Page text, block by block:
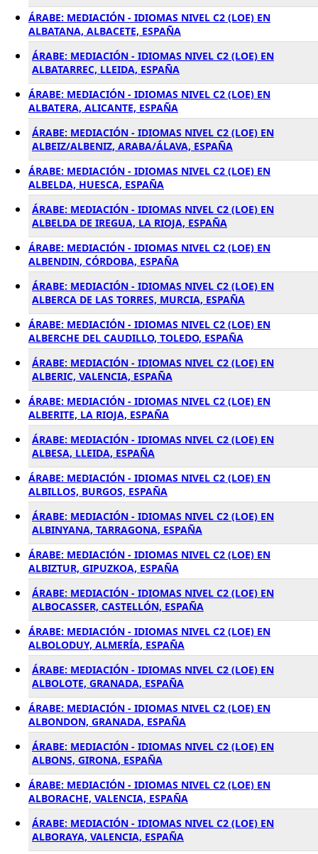
ÁRABE: MEDIACIÓN - IDIOMAS NIVEL C2 (LOE) EN
ALBATANA, ALBACETE, ESPAÑA
ÁRABE: MEDIACIÓN - IDIOMAS NIVEL C2 (LOE) EN
ALBATARREC, LLEIDA, ESPAÑA
ÁRABE: MEDIACIÓN - IDIOMAS NIVEL C2 (LOE) EN
ALBATERA, ALICANTE, ESPAÑA
ÁRABE: MEDIACIÓN - IDIOMAS NIVEL C2 (LOE) EN
ALBEIZ/ALBENIZ, ARABA/ÁLAVA, ESPAÑA
ÁRABE: MEDIACIÓN - IDIOMAS NIVEL C2 (LOE) EN
ALBELDA, HUESCA, ESPAÑA
ÁRABE: MEDIACIÓN - IDIOMAS NIVEL C2 (LOE) EN
ALBELDA DE IREGUA, LA RIOJA, ESPAÑA
ÁRABE: MEDIACIÓN - IDIOMAS NIVEL C2 (LOE) EN
ALBENDIN, CÓRDOBA, ESPAÑA
ÁRABE: MEDIACIÓN - IDIOMAS NIVEL C2 (LOE) EN
ALBERCA DE LAS TORRES, MURCIA, ESPAÑA
ÁRABE: MEDIACIÓN - IDIOMAS NIVEL C2 (LOE) EN
ALBERCHE DEL CAUDILLO, TOLEDO, ESPAÑA
ÁRABE: MEDIACIÓN - IDIOMAS NIVEL C2 (LOE) EN
ALBERIC, VALENCIA, ESPAÑA
ÁRABE: MEDIACIÓN - IDIOMAS NIVEL C2 (LOE) EN
ALBERITE, LA RIOJA, ESPAÑA
ÁRABE: MEDIACIÓN - IDIOMAS NIVEL C2 (LOE) EN
ALBESA, LLEIDA, ESPAÑA
ÁRABE: MEDIACIÓN - IDIOMAS NIVEL C2 (LOE) EN
ALBILLOS, BURGOS, ESPAÑA
ÁRABE: MEDIACIÓN - IDIOMAS NIVEL C2 (LOE) EN
ALBINYANA, TARRAGONA, ESPAÑA
ÁRABE: MEDIACIÓN - IDIOMAS NIVEL C2 (LOE) EN
ALBIZTUR, GIPUZKOA, ESPAÑA
ÁRABE: MEDIACIÓN - IDIOMAS NIVEL C2 (LOE) EN
ALBOCASSER, CASTELLÓN, ESPAÑA
ÁRABE: MEDIACIÓN - IDIOMAS NIVEL C2 (LOE) EN
ALBOLODUY, ALMERÍA, ESPAÑA
ÁRABE: MEDIACIÓN - IDIOMAS NIVEL C2 (LOE) EN
ALBOLOTE, GRANADA, ESPAÑA
ÁRABE: MEDIACIÓN - IDIOMAS NIVEL C2 (LOE) EN
ALBONDON, GRANADA, ESPAÑA
ÁRABE: MEDIACIÓN - IDIOMAS NIVEL C2 (LOE) EN
ALBONS, GIRONA, ESPAÑA
ÁRABE: MEDIACIÓN - IDIOMAS NIVEL C2 (LOE) EN
ALBORACHE, VALENCIA, ESPAÑA
ÁRABE: MEDIACIÓN - IDIOMAS NIVEL C2 (LOE) EN
ALBORAYA, VALENCIA, ESPAÑA